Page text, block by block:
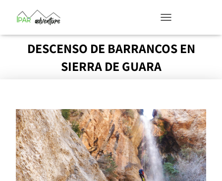
G
L
T
I
O
N
DESCENSO DE BARRANCOS EN
SIERRA DE GUARA